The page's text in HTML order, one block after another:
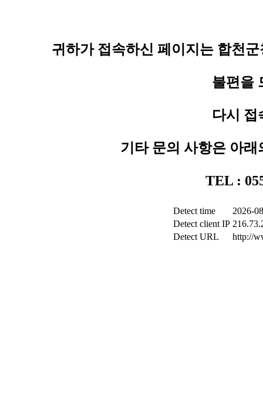
귀하가 접속하신 페이지는 합천
불편을
다시 접
기타 문의 사항은 아
TEL :
Detect time
2026-
Detect client IP
Detect URL
http://